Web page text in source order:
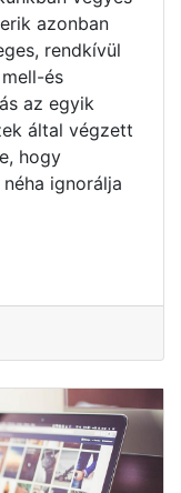
azonban
rendkívül
és
az egyik
által végzett
hogy
néha ignorálja